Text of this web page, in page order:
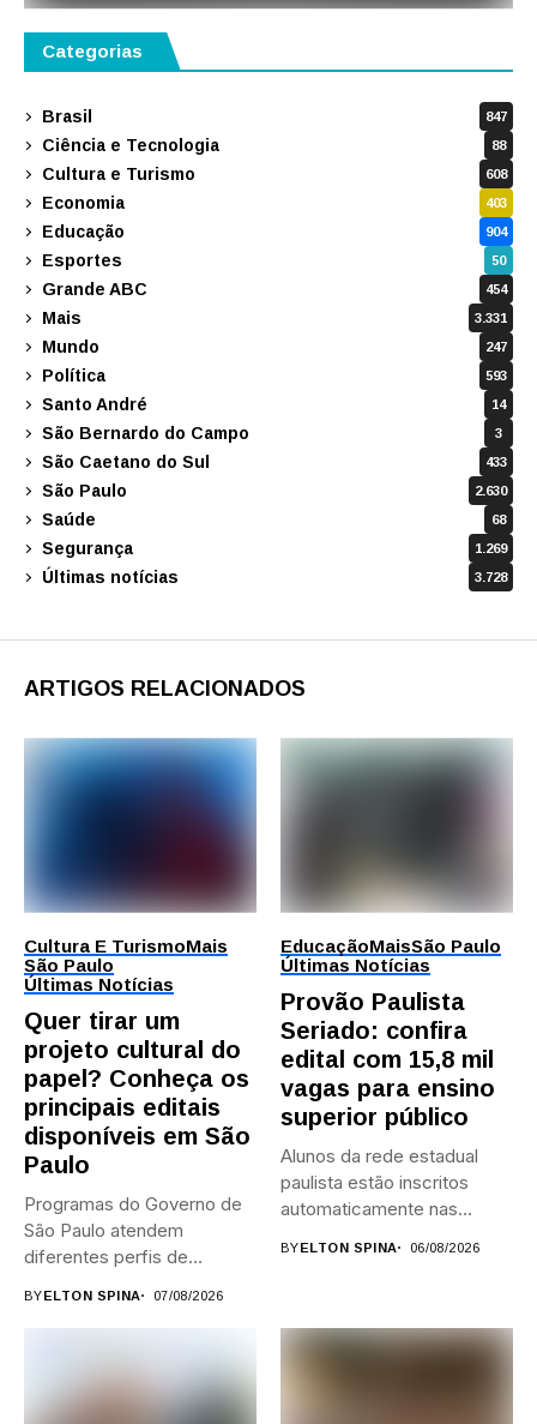
Categorias
Brasil 847
Ciência e Tecnologia 88
Cultura e Turismo 608
Economia 403
Educação 904
Esportes 50
Grande ABC 454
Mais 3.331
Mundo 247
Política 593
Santo André 14
São Bernardo do Campo 3
São Caetano do Sul 433
São Paulo 2.630
Saúde 68
Segurança 1.269
Últimas notícias 3.728
ARTIGOS RELACIONADOS
Cultura E TurismoMais
São Paulo
Últimas Notícias
Quer tirar um
projeto cultural do
papel? Conheça os
principais editais
disponíveis em São
Paulo
Programas do Governo de
São Paulo atendem
diferentes perfis de
BYELTON SPINA 07/08/2026
EducaçãoMaisSão Paulo
Últimas Notícias
Provão Paulista
Seriado: confira
edital com 15,8 mil
vagas para ensino
superior público
Alunos da rede estadual
paulista estão inscritos
automaticamente nas
BYELTON SPINA 06/08/2026